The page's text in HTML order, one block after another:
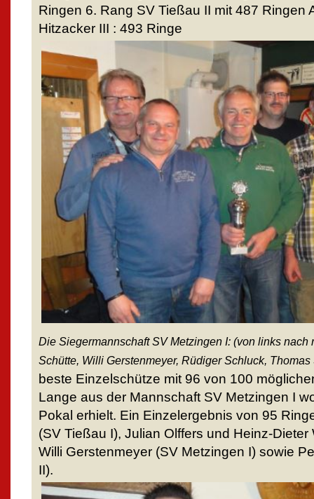
Ringen 6. Rang SV Tießau II mit 487 Ringen
Hitzacker III : 493 Ringe
Die Siegermannschaft SV Metzingen I: (von links nach
Schütte, Willi Gerstenmeyer, Rüdiger Schluck,
beste Einzelschütze mit 96 von 100
Lange aus der Mannschaft SV Metzingen I
Pokal erhielt. Ein Einzelergebnis von 95
(SV Tießau I), Julian Olffers und Heinz-
Willi Gerstenmeyer (SV Metzingen I) sowie
II).